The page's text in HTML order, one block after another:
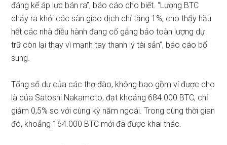
đáng kể áp lực bán ra”, báo cáo cho biết. “Lượng BTC
chảy ra khỏi các sàn giao dịch chỉ tăng 1%, cho thấy hầu
hết các nhà điều hành đang cố gắng bảo toàn lượng dự
trữ còn lại thay vì mạnh tay thanh lý tài sản”, báo cáo bổ
sung.
Tổng số dư của các thợ đào, không bao gồm ví được cho
là của Satoshi Nakamoto, đạt khoảng 684.000 BTC, chỉ
giảm 0,5% so với cùng kỳ năm ngoái. Trong cùng thời gian
đó, khoảng 164.000 BTC mới đã được khai thác.